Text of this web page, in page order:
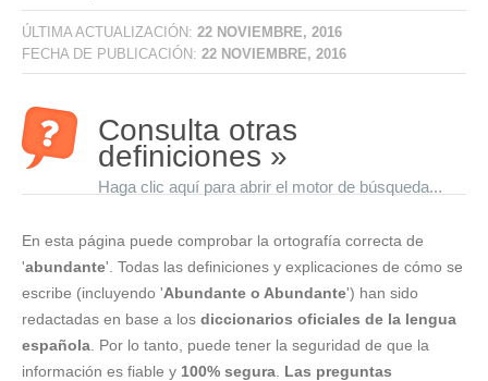
ÚLTIMA ACTUALIZACIÓN: 22 NOVIEMBRE, 2016
FECHA DE PUBLICACIÓN: 22 NOVIEMBRE, 2016
Consulta otras
definiciones »
Haga clic aquí para abrir el motor de búsqueda...
En esta página puede comprobar la ortografía correcta de
'abundante'. Todas las definiciones y explicaciones de cómo se
escribe (incluyendo 'Abundante o Abundante') han sido
redactadas en base a los diccionarios oficiales de la lengua
española . Por lo tanto, puede tener la seguridad de que la
información es fiable y 100% segura Las preguntas